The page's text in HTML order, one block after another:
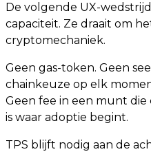
De volgende UX-
capaciteit. Ze draait om
cryptomechaniek.
Geen gas-token. Geen
chainkeuze op elk
Geen fee in een munt
is waar adoptie begint.
TPS blijft nodig aan de